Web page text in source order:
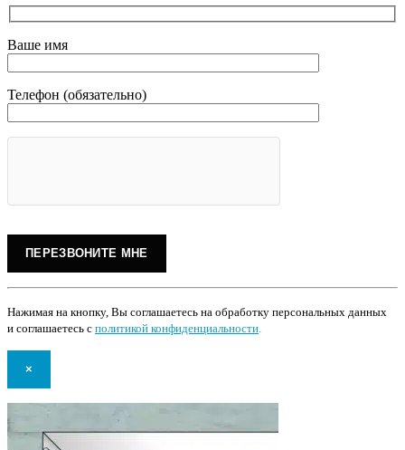
Ваше имя
Телефон (обязательно)
Нажимая на кнопку, Вы соглашаетесь на обработку персональных данных
и соглашаетесь с политикой конфиденциальности.
×